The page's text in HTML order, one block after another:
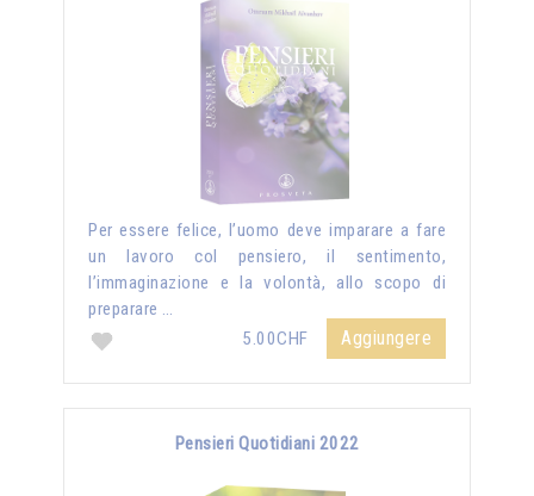
Per essere felice, l’uomo deve imparare a fare
un lavoro col pensiero, il sentimento,
l’immaginazione e la volontà, allo scopo di
preparare …
5.00CHF
Aggiungere
Pensieri Quotidiani 2022